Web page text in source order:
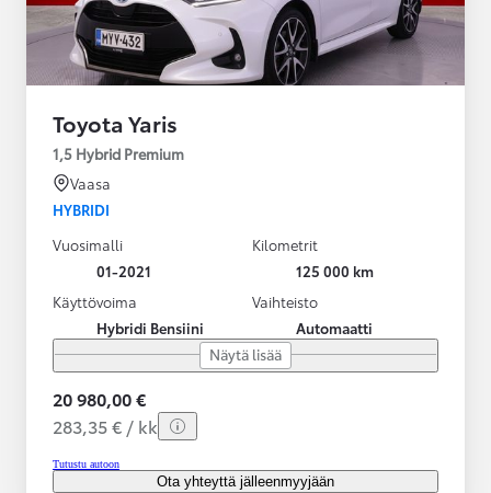
Toyota Yaris
1,5 Hybrid Premium
Vaasa
HYBRIDI
Vuosimalli
01-2021
Kilometrit
125 000 km
Käyttövoima
Hybridi Bensiini
Vaihteisto
Automaatti
Näytä lisää
20 980,00 €
283,35 € / kk
Tutustu autoon
Ota yhteyttä jälleenmyyjään